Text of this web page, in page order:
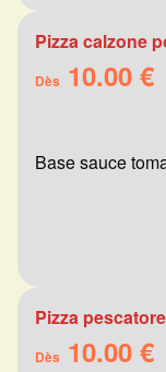
Pizza calzone
Dès 10.00 €
Base sauce
Pizza pescatore
Dès 10.00 €